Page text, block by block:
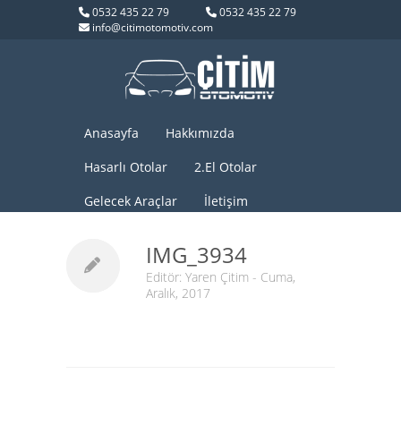
0532 435 22 79
0532 435 22 79
info@citimotomotiv.com
Anasayfa
Hakkımızda
Hasarlı Otolar
2.El Otolar
Gelecek Araçlar
İletişim
IMG_3934
Editör: Yaren Çitim - Cuma,
Aralık, 2017